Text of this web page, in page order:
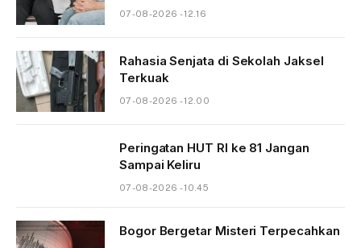
07-08-2026 - 12.16
Rahasia Senjata di Sekolah Jaksel
Terkuak
07-08-2026 - 12.00
Peringatan HUT RI ke 81 Jangan
Sampai Keliru
07-08-2026 - 10.45
Bogor Bergetar Misteri Terpecahkan